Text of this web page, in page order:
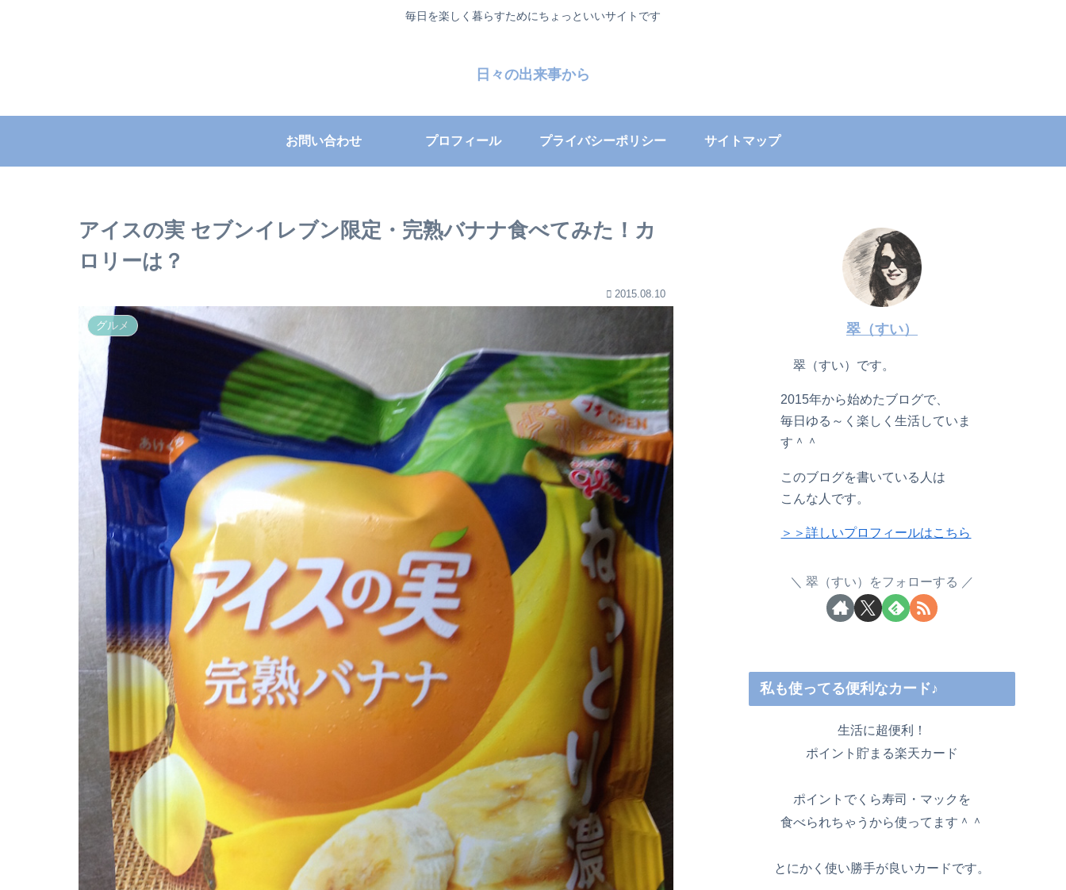
毎日を楽しく暮らすためにちょっといいサイトです
日々の出来事から
お問い合わせ プロフィール プライバシーポリシー サイトマップ
アイスの実 セブンイレブン限定・完熟バナナ食べてみた！カ
ロリーは？
2015.08.10
グルメ 翠（すい）
翠（すい）です。
2015年から始めたブログで、
毎日ゆる～く楽しく生活していま
す＾＾
このブログを書いている人は
こんな人です。
＞＞詳しいプロフィールはこちら
翠（すい）をフォローする
私も使ってる便利なカード♪
生活に超便利！
ポイント貯まる楽天カード
ポイントでくら寿司・マックを
食べられちゃうから使ってます＾＾
とにかく使い勝手が良いカードです。